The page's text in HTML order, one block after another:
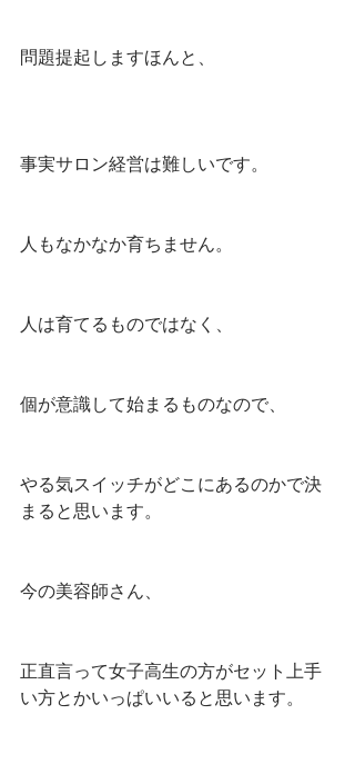
問題提起しますほんと、
事実サロン経営は難しいです。
人もなかなか育ちません。
人は育てるものではなく、
個が意識して始まるものなので、
やる気スイッチがどこにあるのかで決
まると思います。
今の美容師さん、
正直言って女子高生の方がセット上手
い方とかいっぱいいると思います。